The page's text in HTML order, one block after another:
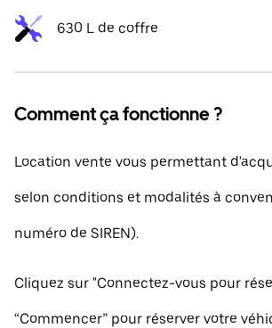
630 L de coffre
Comment ça fonctionne ?
Location vente vous permettant
selon conditions et modalités à
numéro de SIREN).
Cliquez sur "Connectez-vous pour
“Commencer” pour réserver votre